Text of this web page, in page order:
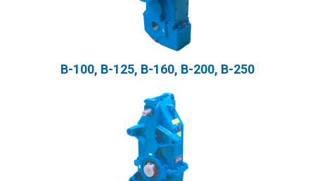
В-100, В-125, В-160, В-200, В-250